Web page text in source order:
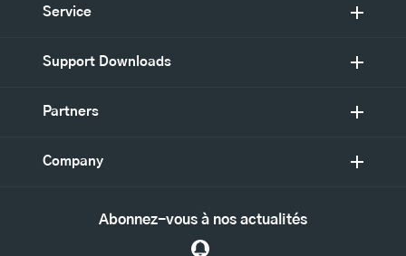
Service
Support Downloads
Partners
Company
Abonnez-vous à nos actualités